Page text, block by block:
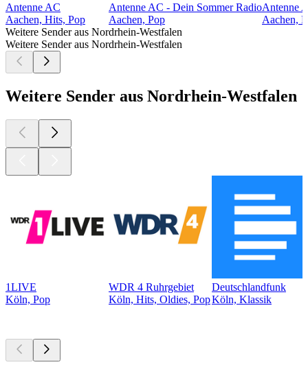
Antenne AC
Aachen, Hits, Pop
Antenne AC - Dein Sommer Radio
Aachen, Pop
Antenne
Aachen,
Weitere Sender aus Nordrhein-Westfalen
Weitere Sender aus Nordrhein-Westfalen
Weitere Sender aus Nordrhein-Westfalen
1LIVE
Köln, Pop
WDR 4 Ruhrgebiet
Köln, Hits, Oldies, Pop
Deutschlandfunk
Köln, Klassik